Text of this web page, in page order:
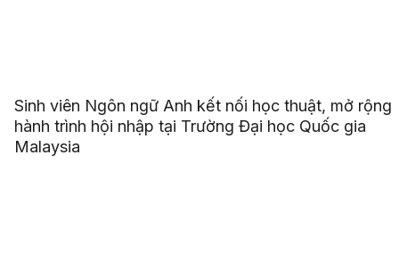
Sinh viên Ngôn ngữ Anh kết nối học thuật, mở rộng
hành trình hội nhập tại Trường Đại học Quốc gia
Malaysia